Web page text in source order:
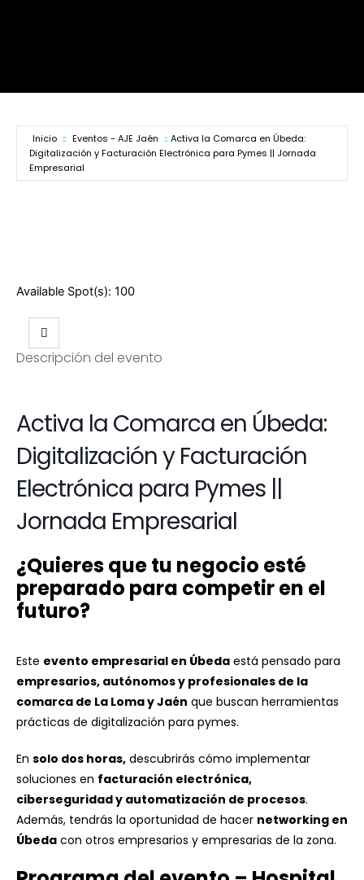
Inicio Eventos - AJE Jaén
Activa la Comarca en Úbeda:
Digitalización y Facturación Electrónica para Pymes || Jornada
Empresarial
Available Spot(s): 100
Descripción del evento
Activa la Comarca en Úbeda:
Digitalización y Facturación
Electrónica para Pymes ||
Jornada Empresarial
¿Quieres que tu negocio esté
preparado para competir en el
futuro?
Este evento empresarial en Úbeda está pensado para
empresarios, autónomos y profesionales de la
comarca de La Loma y Jaén que buscan herramientas
prácticas de digitalización para pymes.
En solo dos horas, descubrirás cómo implementar
soluciones en facturación electrónica,
ciberseguridad y automatización de procesos.
Además, tendrás la oportunidad de hacer networking en
Úbeda con otros empresarios y empresarias de la zona.